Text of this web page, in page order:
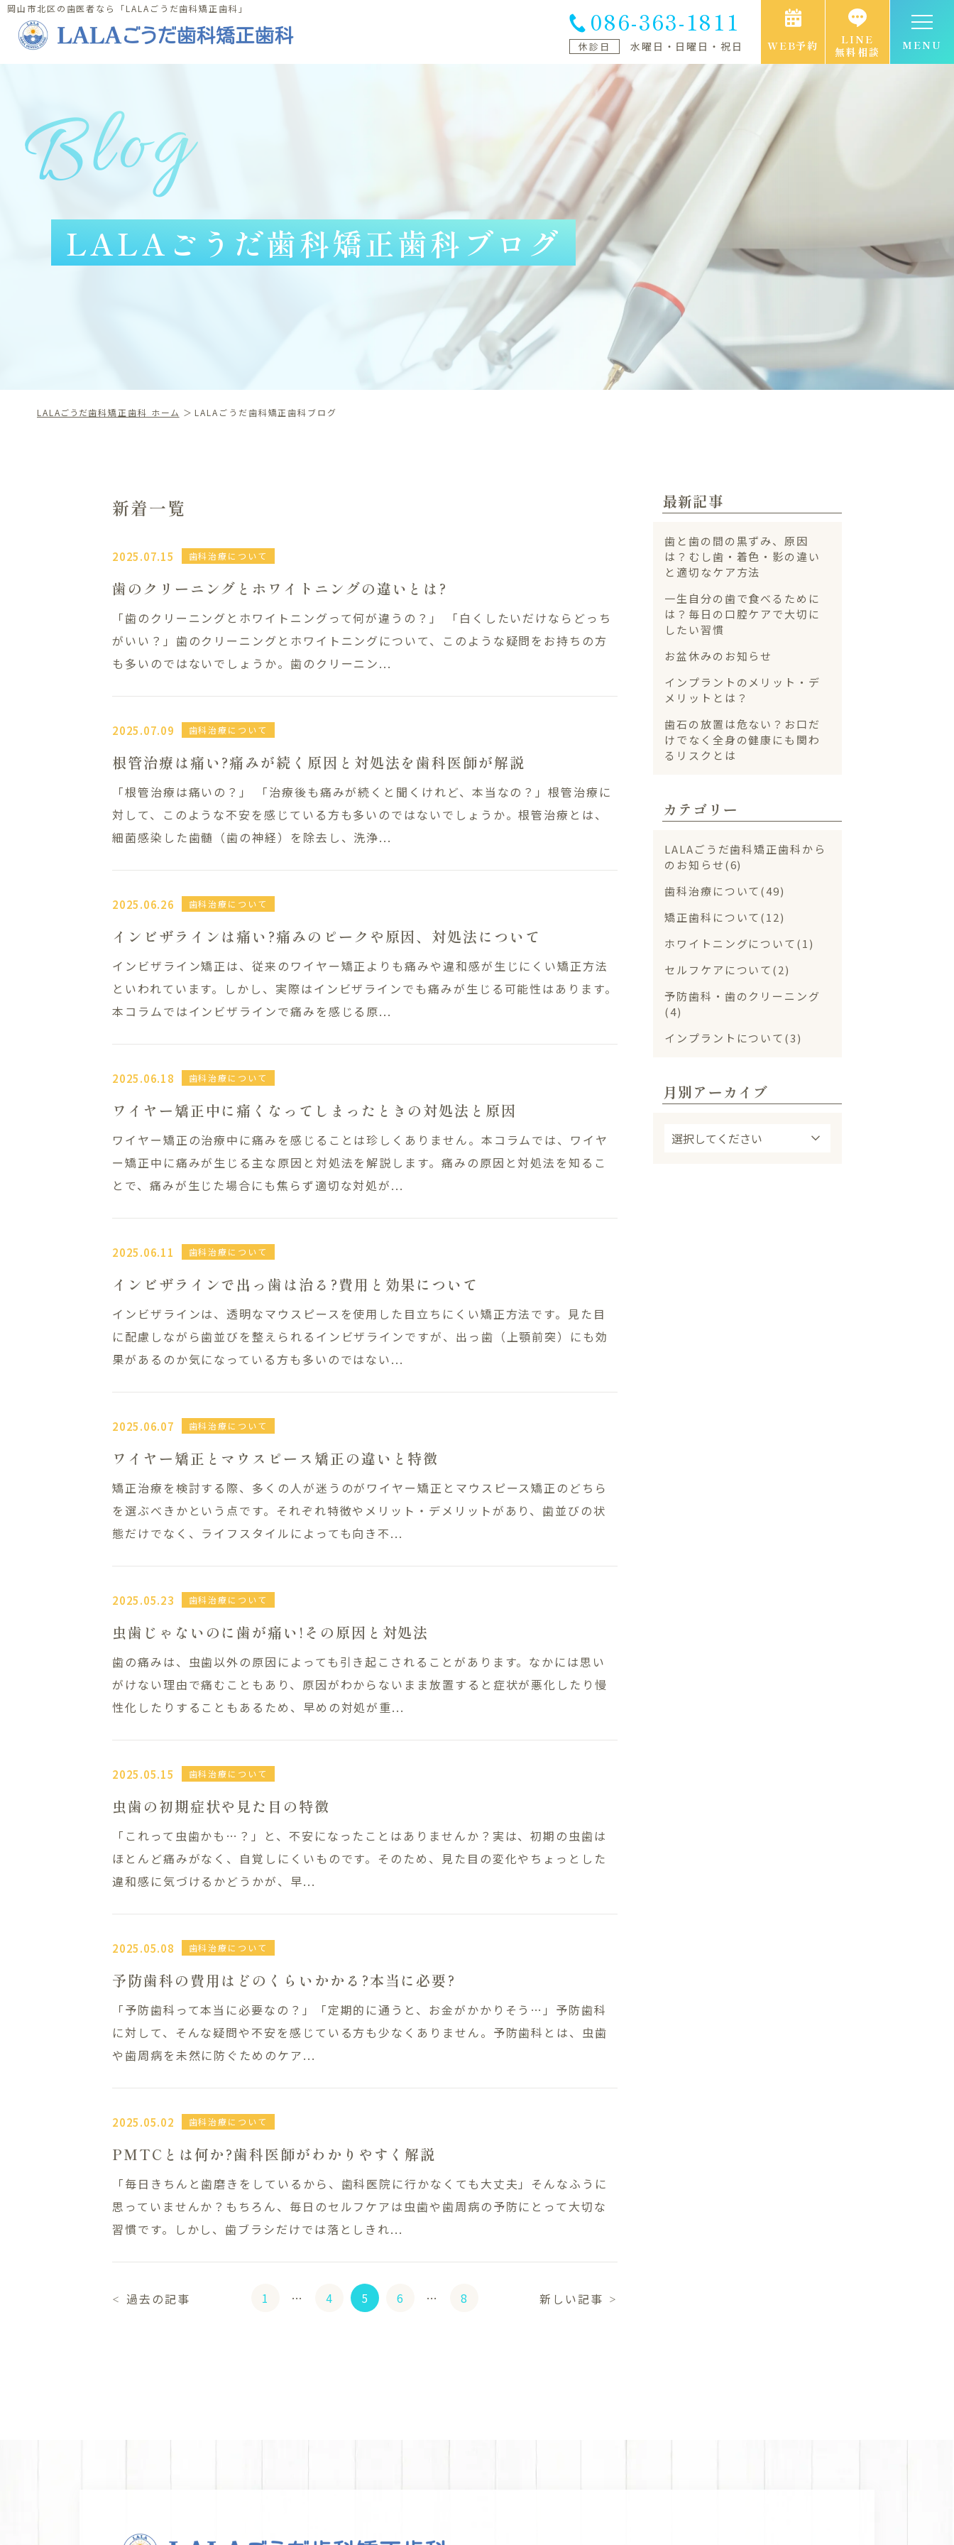
岡山市北区の歯医者なら「LALAごうだ歯科矯正歯科」 086-363-1811
休診日 水曜日・日曜日・祝日 WEB予約
LINE
無料相談
MENU
Clinic Contents
ホーム
コンセプト
ドクター紹介
料金表
アクセス・医院案内
LINE相談
ブログ
プライバシーポリシー
一般歯科
矯正歯科
086-363-1811
休診日 水曜日・日曜日・祝日
Blog
LALAごうだ歯科矯正歯科ブログ
LALAごうだ歯科矯正歯科 ホーム LALAごうだ歯科矯正歯科ブログ
新着一覧
2025.07.15 歯科治療について
歯のクリーニングとホワイトニングの違いとは?
「歯のクリーニングとホワイトニングって何が違うの？」 「白くしたいだけならどっち
がいい？」歯のクリーニングとホワイトニングについて、このような疑問をお持ちの方
も多いのではないでしょうか。歯のクリーニン...
2025.07.09 歯科治療について
根管治療は痛い?痛みが続く原因と対処法を歯科医師が解説
「根管治療は痛いの？」 「治療後も痛みが続くと聞くけれど、本当なの？」根管治療に
対して、このような不安を感じている方も多いのではないでしょうか。根管治療とは、
細菌感染した歯髄（歯の神経）を除去し、洗浄...
2025.06.26 歯科治療について
インビザラインは痛い?痛みのピークや原因、対処法について
インビザライン矯正は、従来のワイヤー矯正よりも痛みや違和感が生じにくい矯正方法
といわれています。しかし、実際はインビザラインでも痛みが生じる可能性はあります。
本コラムではインビザラインで痛みを感じる原...
2025.06.18 歯科治療について
ワイヤー矯正中に痛くなってしまったときの対処法と原因
ワイヤー矯正の治療中に痛みを感じることは珍しくありません。本コラムでは、ワイヤ
ー矯正中に痛みが生じる主な原因と対処法を解説します。痛みの原因と対処法を知るこ
とで、痛みが生じた場合にも焦らず適切な対処が...
2025.06.11 歯科治療について
インビザラインで出っ歯は治る?費用と効果について
インビザラインは、透明なマウスピースを使用した目立ちにくい矯正方法です。見た目
に配慮しながら歯並びを整えられるインビザラインですが、出っ歯（上顎前突）にも効
果があるのか気になっている方も多いのではない...
2025.06.07 歯科治療について
ワイヤー矯正とマウスピース矯正の違いと特徴
矯正治療を検討する際、多くの人が迷うのがワイヤー矯正とマウスピース矯正のどちら
を選ぶべきかという点です。それぞれ特徴やメリット・デメリットがあり、歯並びの状
態だけでなく、ライフスタイルによっても向き不...
2025.05.23 歯科治療について
虫歯じゃないのに歯が痛い!その原因と対処法
歯の痛みは、虫歯以外の原因によっても引き起こされることがあります。なかには思い
がけない理由で痛むこともあり、原因がわからないまま放置すると症状が悪化したり慢
性化したりすることもあるため、早めの対処が重...
2025.05.15 歯科治療について
虫歯の初期症状や見た目の特徴
「これって虫歯かも…？」と、不安になったことはありませんか？実は、初期の虫歯は
ほとんど痛みがなく、自覚しにくいものです。そのため、見た目の変化やちょっとした
違和感に気づけるかどうかが、早...
2025.05.08 歯科治療について
予防歯科の費用はどのくらいかかる?本当に必要?
「予防歯科って本当に必要なの？」「定期的に通うと、お金がかかりそう…」予防歯科
に対して、そんな疑問や不安を感じている方も少なくありません。予防歯科とは、虫歯
や歯周病を未然に防ぐためのケア...
2025.05.02 歯科治療について
PMTCとは何か?歯科医師がわかりやすく解説
「毎日きちんと歯磨きをしているから、歯科医院に行かなくても大丈夫」そんなふうに
思っていませんか？もちろん、毎日のセルフケアは虫歯や歯周病の予防にとって大切な
習慣です。しかし、歯ブラシだけでは落としきれ...
新しい記事 ＞
1 … 4 5 6 … 8
＜ 過去の記事
最新記事
歯と歯の間の黒ずみ、原因
は？むし歯・着色・影の違い
と適切なケア方法
一生自分の歯で食べるために
は？毎日の口腔ケアで大切に
したい習慣
お盆休みのお知らせ
インプラントのメリット・デ
メリットとは？
歯石の放置は危ない？お口だ
けでなく全身の健康にも関わ
るリスクとは
カテゴリー
LALAごうだ歯科矯正歯科から
のお知らせ(6)
歯科治療について(49)
矯正歯科について(12)
ホワイトニングについて(1)
セルフケアについて(2)
予防歯科・歯のクリーニング
(4)
インプラントについて(3)
月別アーカイブ